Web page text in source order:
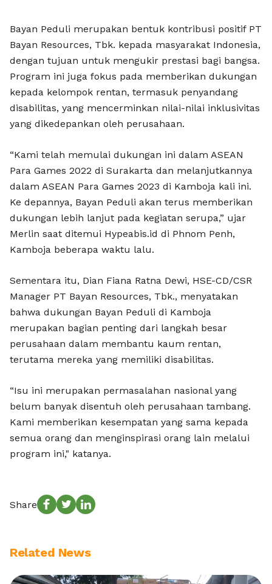
Bayan Peduli merupakan bentuk kontribusi positif PT
Bayan Resources, Tbk. kepada masyarakat Indonesia,
dengan tujuan untuk mengukir prestasi bagi bangsa.
Program ini juga fokus pada memberikan dukungan
kepada kelompok rentan, termasuk penyandang
disabilitas, yang mencerminkan nilai-nilai inklusivitas
yang dikedepankan oleh perusahaan.
“Kami telah memulai dukungan ini dalam ASEAN
Para Games 2022 di Surakarta dan melanjutkannya
dalam ASEAN Para Games 2023 di Kamboja kali ini.
Ke depannya, Bayan Peduli akan terus memberikan
dukungan lebih lanjut pada kegiatan serupa,” ujar
Merlin saat ditemui Hypeabis.id di Phnom Penh,
Kamboja beberapa waktu lalu.
Sementara itu, Dian Fiana Ratna Dewi, HSE-CD/CSR
Manager PT Bayan Resources, Tbk., menyatakan
bahwa dukungan Bayan Peduli di Kamboja
merupakan bagian penting dari langkah besar
perusahaan dalam membantu kaum rentan,
terutama mereka yang memiliki disabilitas.
“Isu ini merupakan permasalahan nasional yang
belum banyak disentuh oleh perusahaan tambang.
Kami memberikan kesempatan yang sama kepada
semua orang dan menginspirasi orang lain melalui
program ini," katanya.
Share
Related News